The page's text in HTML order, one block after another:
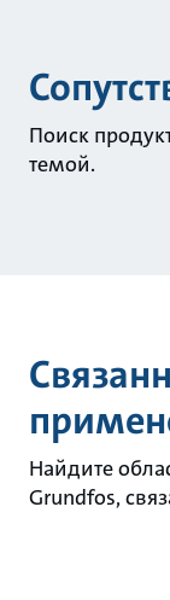
Поиск
темой.
Найдите
Grundfos,